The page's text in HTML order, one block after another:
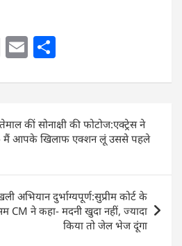
X E
ai
l
ar
e
कीं सोनाक्षी की फोटोज:एक्ट्रेस ने
मैं आपके खिलाफ एक्शन लूं उससे पहले
अभियान दुर्भाग्यपूर्ण:सुप्रीम कोर्ट के
CM ने कहा- मदनी खुदा नहीं, ज्यादा
किया तो जेल भेज दूंगा